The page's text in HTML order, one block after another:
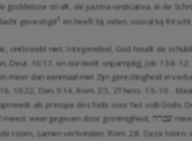
goddeloze straft, de justitia vindicativa, in de
gevestigd1 en heeft bij velen, vooral bij
ontbreekt niet. Integendeel, God houdt de
Deut. 10:17 , en oordeelt onpartijdig,Job 13:6-12
meer dan eenmaal met Zijn gerechtigheid in
10:22 Dan. 9:14 ,Rom. 2:5 2Thess. 1:5-10 . .
als principe des heils voor het volk Gods.
meest weergegeven door grimmigheid, hrbe
toorn, samen verbonden, Rom. 2:8 . Deze